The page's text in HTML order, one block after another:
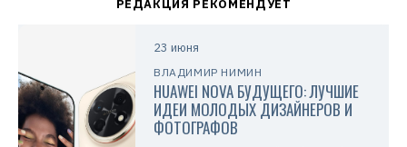
23 июня
ВЛАДИМИР НИМИН
HUAWEI NOVA БУДУЩЕГО: ЛУЧШИЕ
ИДЕИ МОЛОДЫХ ДИЗАЙНЕРОВ И
ФОТОГРАФОВ